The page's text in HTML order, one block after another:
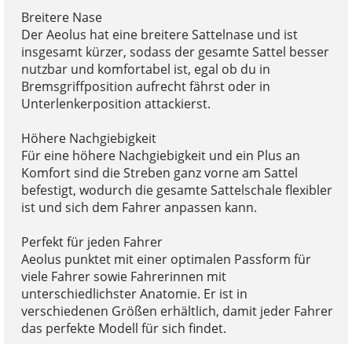
Breitere Nase
Der Aeolus hat eine breitere Sattelnase und ist
insgesamt kürzer, sodass der gesamte Sattel besser
nutzbar und komfortabel ist, egal ob du in
Bremsgriffposition aufrecht fährst oder in
Unterlenkerposition attackierst.
Höhere Nachgiebigkeit
Für eine höhere Nachgiebigkeit und ein Plus an
Komfort sind die Streben ganz vorne am Sattel
befestigt, wodurch die gesamte Sattelschale flexibler
ist und sich dem Fahrer anpassen kann.
Perfekt für jeden Fahrer
Aeolus punktet mit einer optimalen Passform für
viele Fahrer sowie Fahrerinnen mit
unterschiedlichster Anatomie. Er ist in
verschiedenen Größen erhältlich, damit jeder Fahrer
das perfekte Modell für sich findet.